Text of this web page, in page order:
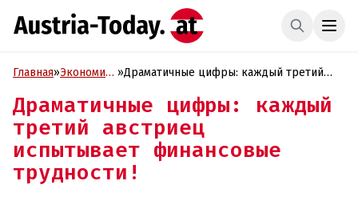
Главная»Экономика »Драматичные цифры: каждый третий
трудности!
Драматичные цифры: каждый
третий австриец
испытывает финансовые
трудности!